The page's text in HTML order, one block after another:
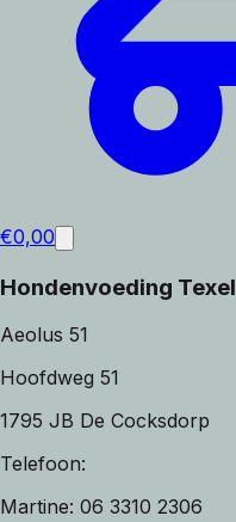
€0,00
Hondenvoeding Texel
Aeolus 51
Hoofdweg 51
1795 JB De Cocksdorp
Telefoon:
Martine: 06 3310 2306